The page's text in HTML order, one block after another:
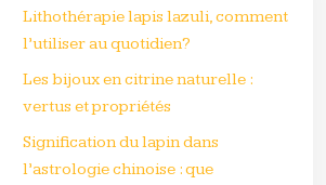
Lithothérapie lapis lazuli, comment
l’utiliser au quotidien?
Les bijoux en citrine naturelle :
vertus et propriétés
Signification du lapin dans
l’astrologie chinoise : que